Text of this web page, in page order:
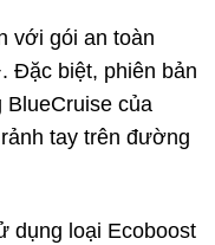
với gói an toàn
Đặc biệt, phiên bản
của
tay trên đường
dụng loại Ecoboost